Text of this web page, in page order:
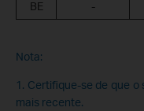
BE
-
Nota:
1. Certifique-se de que
mais recente.